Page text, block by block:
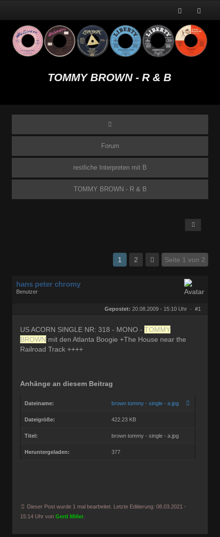
TOMMY BROWN - R & B
Forum
restliche Interpreten mit B
TOMMY BROWN - R & B
1 2 Seite 1 von 2
hans peter chromy
Benutzer
Gepostet: 20.08.2009 - 15:10 Uhr · #1
US ACORN SINGLE NR: 318 - MONO - TOMMY
BROWN mit den Atlanta Boogie +The House near the
Railroad Track ++++
Anhänge an diesem Beitrag
Dateiname: brown tommy - single - a.jpg
Dateigröße: 422.23 KB
Titel: brown tommy - single - a.jpg
Heruntergeladen: 377
Dieser Post wurde 1 mal bearbeitet. Letzte Editierung: 08.03.2021 -
15:14 Uhr von Gerd Miller